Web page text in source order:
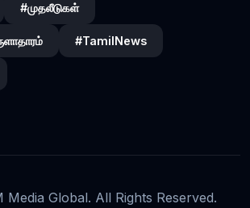
#முதலீடுகள்
#TamilNews
Global. All Rights Reserved.